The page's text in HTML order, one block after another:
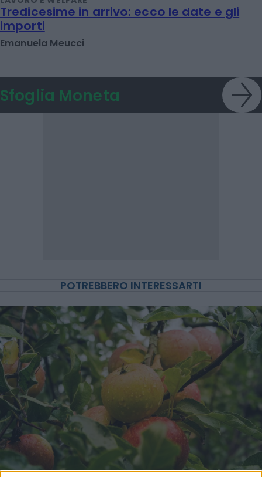
LAVORO E WELFARE
Tredicesime in arrivo: ecco le date e gli
POTREBBERO INTERESSARTI